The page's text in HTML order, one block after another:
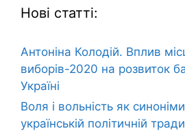
Нові статті:
Антоніна Колодій. Вплив
виборів-2020 на розвиток
Україні
Воля і вольність як
українській політичній